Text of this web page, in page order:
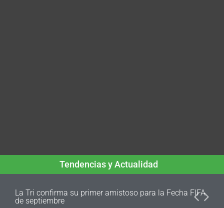
Tendencias y Actualidad
La Tri confirma su primer amistoso para la Fecha FIFA
de septiembre